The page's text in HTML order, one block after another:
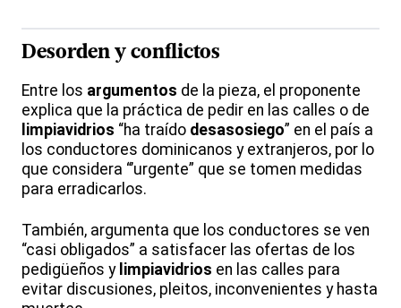
Desorden y conflictos
Entre los argumentos de la pieza, el proponente
explica que la práctica de pedir en las calles o de
limpiavidrios “ha traído desasosiego” en el país a
los conductores dominicanos y extranjeros, por lo
que considera “’urgente” que se tomen medidas
para erradicarlos.
También, argumenta que los conductores se ven
“casi obligados” a satisfacer las ofertas de los
pedigüeños y limpiavidrios en las calles para
evitar discusiones, pleitos, inconvenientes y hasta